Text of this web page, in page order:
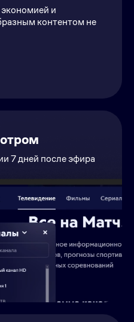
и
контентом не
7 дней после эфира